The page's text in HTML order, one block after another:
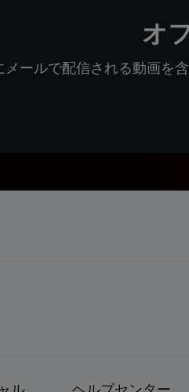
オ
メールで配信される動画を